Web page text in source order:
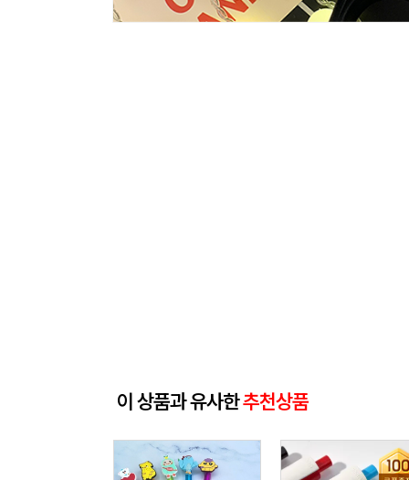
이 상품과 유사한추천상품